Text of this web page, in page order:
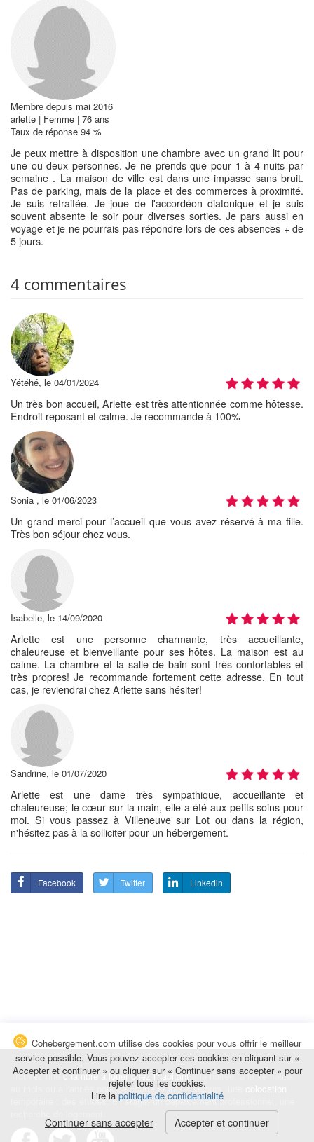
Membre depuis mai 2016
arlette | Femme | 76 ans
Taux de réponse 94 %
Je peux mettre à disposition une chambre avec un grand lit pour
une ou deux personnes. Je ne prends que pour 1 à 4 nuits par
semaine . La maison de ville est dans une impasse sans bruit.
Pas de parking, mais de la place et des commerces à proximité.
Je suis retraitée. Je joue de l'accordéon diatonique et je suis
souvent absente le soir pour diverses sorties. Je pars aussi en
voyage et je ne pourrais pas répondre lors de ces absences + de
5 jours.
4 commentaires
Yétéhé, le 04/01/2024
Un très bon accueil, Arlette est très attentionnée comme hôtesse.
Endroit reposant et calme. Je recommande à 100%
Sonia , le 01/06/2023
Un grand merci pour l’accueil que vous avez réservé à ma fille.
Très bon séjour chez vous.
Isabelle, le 14/09/2020
Arlette est une personne charmante, très accueillante,
chaleureuse et bienveillante pour ses hôtes. La maison est au
calme. La chambre et la salle de bain sont très confortables et
très propres! Je recommande fortement cette adresse. En tout
cas, je reviendrai chez Arlette sans hésiter!
Sandrine, le 01/07/2020
Arlette est une dame très sympathique, accueillante et
chaleureuse; le cœur sur la main, elle a été aux petits soins pour
moi. Si vous passez à Villeneuve sur Lot ou dans la région,
n'hésitez pas à la solliciter pour un hébergement.
Facebook Twitter Linkedin
Trouvez unechambre à louer chez l'habitantà la nuitée, à la semaine,
au mois ou à l'année pour de courts et longs séjours, une
temporaire : des études, un stage, un déplacement professionnel, une
Cohebergement.com utilise des cookies pour vous offrir le meilleur
service possible. Vous pouvez accepter ces cookies en cliquant sur «
Accepter et continuer » ou cliquer sur « Continuer sans accepter » pour
rejeter tous les cookies.
Lire la politique de confidentialité
Continuer sans accepter Accepter et continuer